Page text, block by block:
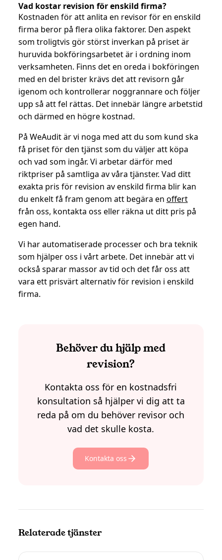
Vad kostar revision för enskild firma?
Kostnaden för att anlita en revisor för en enskild
firma beror på flera olika faktorer. Den aspekt
som troligtvis gör störst inverkan på priset är
huruvida bokföringsarbetet är i ordning inom
verksamheten. Finns det en oreda i bokföringen
med en del brister krävs det att revisorn går
igenom och kontrollerar noggrannare och följer
upp så att fel rättas. Det innebär längre arbetstid
och därmed en högre kostnad.
På WeAudit är vi noga med att du som kund ska
få priset för den tjänst som du väljer att köpa
och vad som ingår. Vi arbetar därför med
riktpriser på samtliga av våra tjänster. Vad ditt
exakta pris för revision av enskild firma blir kan
du enkelt få fram genom att begära en offert
från oss, kontakta oss eller räkna ut ditt pris på
egen hand.
Vi har automatiserade processer och bra teknik
som hjälper oss i vårt arbete. Det innebär att vi
också sparar massor av tid och det får oss att
vara ett prisvärt alternativ för revision i enskild
firma.
Behöver du hjälp med
revision?
Kontakta oss för en kostnadsfri
konsultation så hjälper vi dig att ta
reda på om du behöver revisor och
vad det skulle kosta.
Kontakta oss
Relaterade tjänster